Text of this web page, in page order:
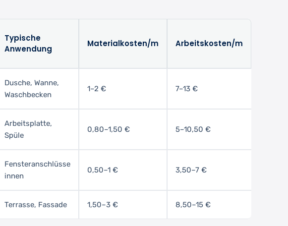
Typische
Anwendung
Materialkosten/m Arbeitskosten/m
Dusche, Wanne,
Waschbecken
1–2 € 7–13 €
Arbeitsplatte,
Spüle
0,80–1,50 € 5–10,50 €
Fensteranschlüsse
innen
0,50–1 € 3,50–7 €
Terrasse, Fassade 1,50–3 € 8,50–15 €